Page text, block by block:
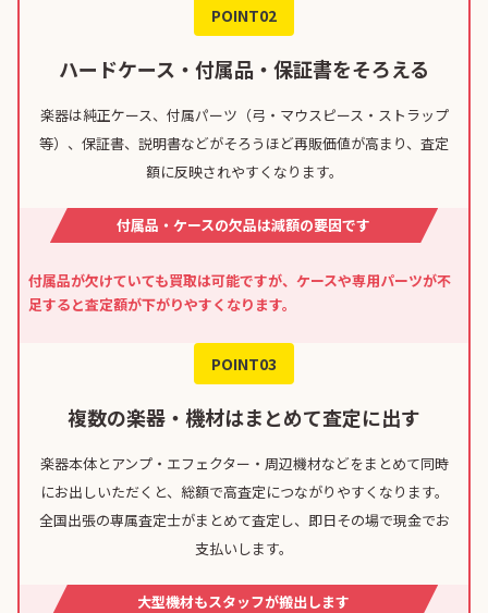
POINT02
ハードケース・付属品・保証書をそろえる
楽器は純正ケース、付属パーツ（弓・マウスピース・ストラップ
等）、保証書、説明書などがそろうほど再販価値が高まり、査定
額に反映されやすくなります。
付属品・ケースの欠品は減額の要因です
付属品が欠けていても買取は可能ですが、ケースや専用パーツが不
足すると査定額が下がりやすくなります。
POINT03
複数の楽器・機材はまとめて査定に出す
楽器本体とアンプ・エフェクター・周辺機材などをまとめて同時
にお出しいただくと、総額で高査定につながりやすくなります。
全国出張の専属査定士がまとめて査定し、即日その場で現金でお
支払いします。
大型機材もスタッフが搬出します